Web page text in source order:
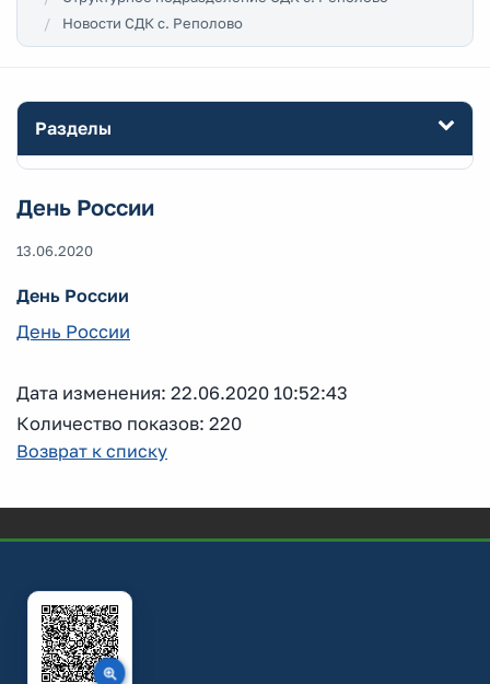
Новости СДК с. Реполово
Разделы
День России
13.06.2020
День России
День России
Дата изменения: 22.06.2020 10:52:43
Количество показов: 220
Возврат к списку